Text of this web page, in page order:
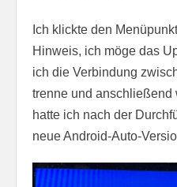
Ich klickte den
Hinweis, ich möge das
ich die Verbindung
trenne und anschließend
hatte ich nach der
neue Android-Auto-